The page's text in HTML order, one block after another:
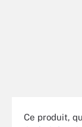
Ce produit,